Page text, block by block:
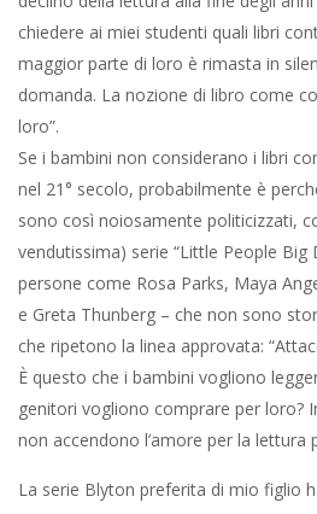
chiedere ai miei studenti quali libri
maggior parte di loro è rimasta in
domanda. La nozione di libro come
loro”.
Se i bambini non considerano i libri
nel 21° secolo, probabilmente è
sono così noiosamente politicizzati,
vendutissima) serie “Little People Big
persone come Rosa Parks, Maya
e Greta Thunberg – che non sono
che ripetono la linea approvata:
È questo che i bambini vogliono
genitori vogliono comprare per loro?
non accendono l’amore per la lettura
La serie Blyton preferita di mio figlio